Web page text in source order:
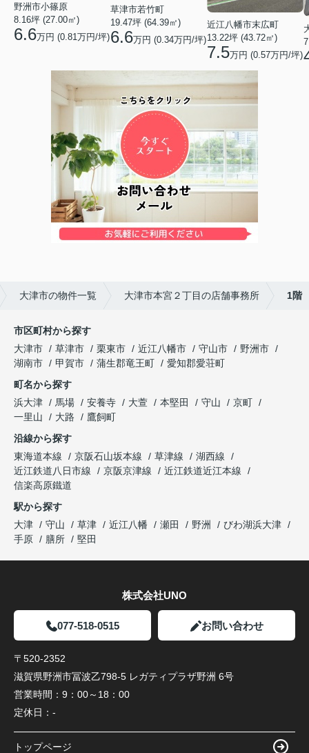
野洲市小篠原
8.16坪 (27.00㎡)
6.6万円 (0.81万円/坪)
草津市若竹町
19.47坪 (64.39㎡)
6.6万円 (0.34万円/坪)
近江八幡市末広町
13.22坪 (43.72㎡)
7.5万円 (0.57万円/坪)
大津市の物件一覧 大津市本宮２丁目の店舗事務所 1階
市区町村から探す
大津市
草津市 栗東市 近江八幡市 守山市
野洲市
湖南市
甲賀市 蒲生郡竜王町
愛知郡愛荘町
町名から探す
浜大津
馬場 安養寺 大萱 本堅田 守山
京町
一里山
大路
鷹飼町
沿線から探す
東海道本線
京阪石山坂本線 草津線
湖西線
近江鉄道八日市線
京阪京津線
近江鉄道近江本線
信楽高原鐵道
駅から探す
大津
守山 草津 近江八幡 瀬田 野洲
びわ湖浜大津
手原
膳所 堅田
株式会社UNO
077-518-0515 お問い合わせ
〒520-2352
滋賀県野洲市冨波乙798-5 レガティプラザ野洲 6号
営業時間： 9：00～18：00
定休日： -
トップページ